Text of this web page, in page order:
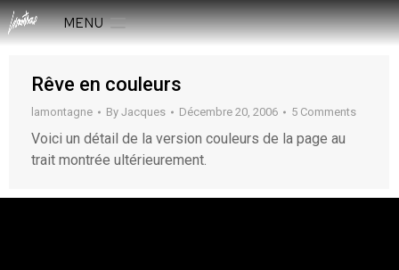
MENU
Rêve en couleurs
lamontagne By Jacques Décembre 20, 2006 5 Comments
Voici un détail de la version couleurs de la page au
trait montrée ultérieurement.